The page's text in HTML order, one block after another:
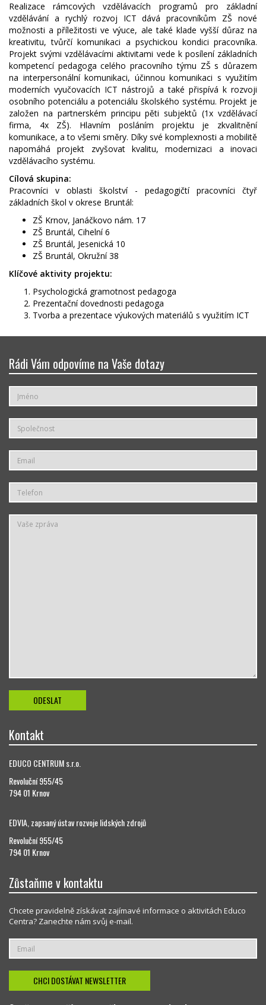
Realizace rámcových vzdělávacích programů pro základní
vzdělávání a rychlý rozvoj ICT dává pracovníkům ZŠ nové
možnosti a příležitosti ve výuce, ale také klade vyšší důraz na
kreativitu, tvůrčí komunikaci a psychickou kondici pracovníka.
Projekt svými vzdělávacími aktivitami vede k posílení základních
kompetencí pedagoga celého pracovního týmu ZŠ s důrazem
na interpersonální komunikaci, účinnou komunikaci s využitím
moderních vyučovacích ICT nástrojů a také přispívá k rozvoji
osobního potenciálu a potenciálu školského systému. Projekt je
založen na partnerském principu pěti subjektů (1x vzdělávací
firma, 4x ZŠ). Hlavním posláním projektu je zkvalitnění
komunikace, a to všemi směry. Díky své komplexnosti a mobilitě
napomáhá projekt zvyšovat kvalitu, modernizaci a inovaci
vzdělávacího systému.
Cílová skupina:
Pracovníci v oblasti školství - pedagogičtí pracovníci čtyř
základních škol v okrese Bruntál:
ZŠ Krnov, Janáčkovo nám. 17
ZŠ Bruntál, Cihelní 6
ZŠ Bruntál, Jesenická 10
ZŠ Bruntál, Okružní 38
Klíčové aktivity projektu:
Psychologická gramotnost pedagoga
Prezentační dovednosti pedagoga
Tvorba a prezentace výukových materiálů s využitím ICT
Rádi Vám odpovíme na Vaše dotazy
Kontakt
EDUCO CENTRUM s.r.o.
Revoluční 955/45
794 01 Krnov
EDVIA, zapsaný ústav rozvoje lidských zdrojů
Revoluční 955/45
794 01 Krnov
Zůstaňme v kontaktu
Chcete pravidelně získávat zajímavé informace o aktivitách Educo
Centra? Zanechte nám svůj e-mail.